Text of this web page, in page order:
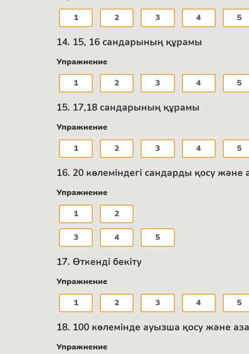
1
2 3 4 5
14. 15, 16 сандарының құрамы
Упражнение
1
2 3 4 5
15. 17,18 сандарының құрамы
Упражнение
1
2 3 4 5
16. 20 көлеміндегі сандарды қосу және
Упражнение
1
2
3 4 5
17. Өткенді бекіту
Упражнение
1
2 3 4 5
18. 100 көлемінде ауызша қосу және
Упражнение